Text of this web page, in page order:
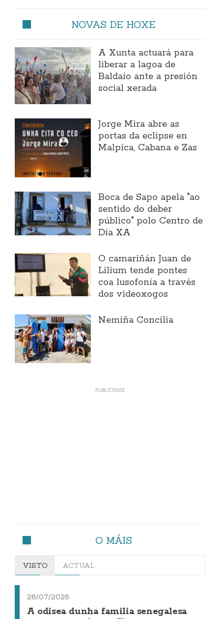
NOVAS DE HOXE
A Xunta actuará para
liberar a lagoa de
Baldaio ante a presión
social xerada
Jorge Mira abre as
portas da eclipse en
Malpica, Cabana e Zas
Boca de Sapo apela "ao
sentido do deber
público" polo Centro de
Día XA
O camariñán Juan de
Lilium tende pontes
coa lusofonía a través
dos videoxogos
Nemiña Concilia
O MÁIS
VISTO ACTUAL
28/07/2026
A odisea dunha familia senegalesa